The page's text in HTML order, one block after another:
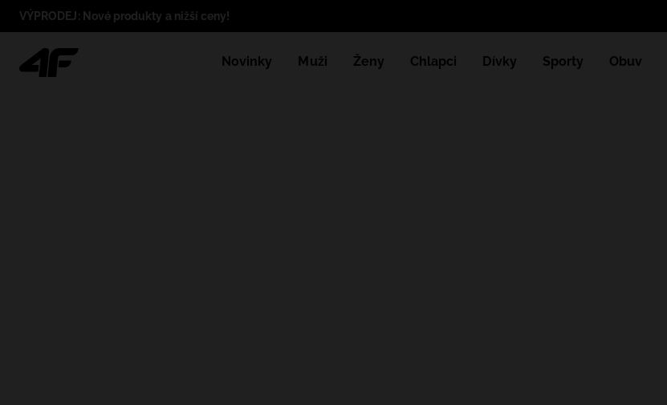
VÝPRODEJ: Nové produkty a nižší ceny!
Novinky Muži Ženy Chlapci Dívky Sporty Obuv